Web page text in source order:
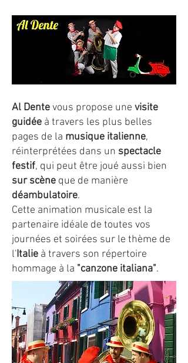
Al Dentevous propose une visite
guidée à travers les plus belles
pages de la musique italienne,
réinterprétées dans un spectacle
festif, qui peut être joué aussi bien
sur scène que de manière
déambulatoire.
Cette animation musicale est la
partenaire idéale de toutes vos
journées et soirées sur le thème de
l'Italie à travers son répertoire
hommage à la "canzone italiana".